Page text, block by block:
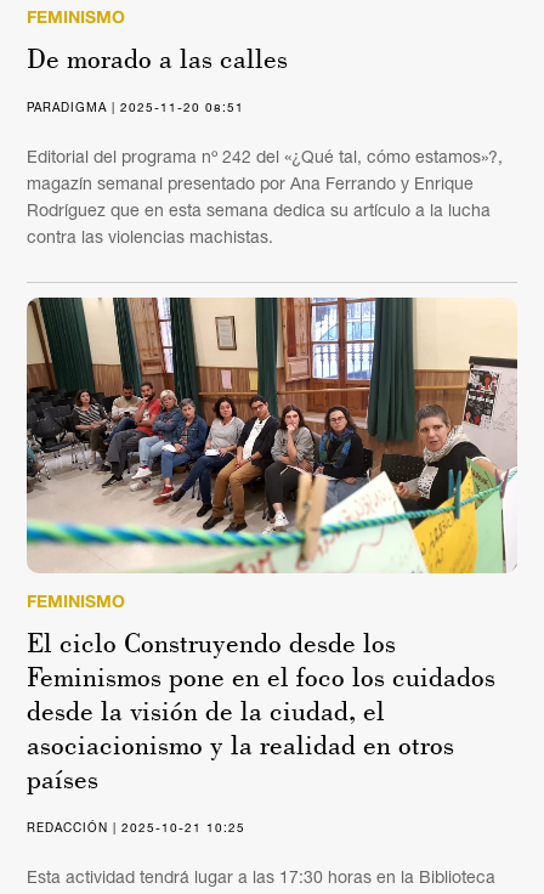
FEMINISMO
De morado a las calles
PARADIGMA | 2025-11-20 08:51
Editorial del programa nº 242 del «¿Qué tal, cómo estamos»?,
magazín semanal presentado por Ana Ferrando y Enrique
Rodríguez que en esta semana dedica su artículo a la lucha
contra las violencias machistas.
FEMINISMO
El ciclo Construyendo desde los
Feminismos pone en el foco los cuidados
desde la visión de la ciudad, el
asociacionismo y la realidad en otros
países
REDACCIÓN | 2025-10-21 10:25
Esta actividad tendrá lugar a las 17:30 horas en la Biblioteca